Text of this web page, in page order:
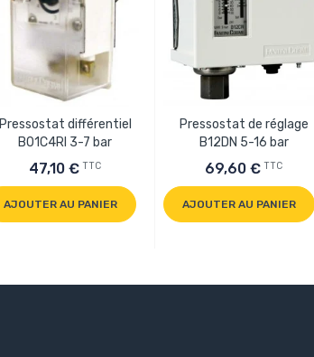
Pressostat différentiel
B01C4RI 3-7 bar
47,10 € TTC
AJOUTER AU PANIER
Pressostat de réglage
B12DN 5-16 bar
69,60 € TTC
AJOUTER AU PANIER